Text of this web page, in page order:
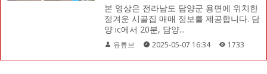
본 영상은 전라남도 담양군 용면에 위치한
정겨운 시골집 매매 정보를 제공합니다. 담
양 ic에서 20분, 담양...
유튜브 2025-05-07 16:34 1733